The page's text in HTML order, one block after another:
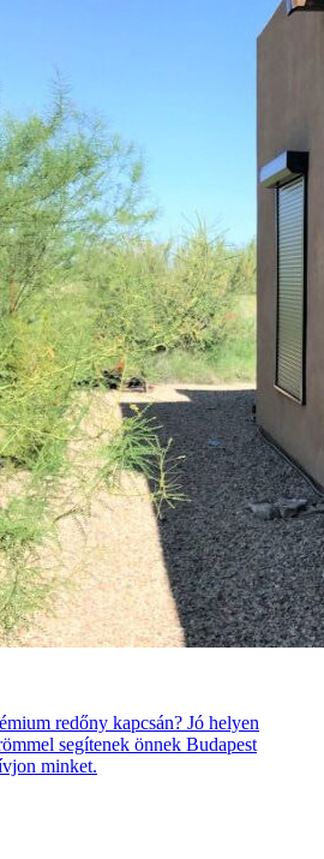
redőny kapcsán? Jó helyen
segítenek önnek Budapest
minket.